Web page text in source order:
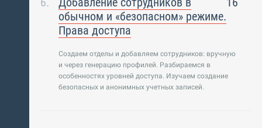
обычном и «безопасном» режиме.
Права доступа
Создаем отделы и добавляем сотрудников: вручную
и через генерацию профилей. Разбираемся в
особенностях уровней доступа. Изучаем создание
безопасных и анонимных учетных записей.